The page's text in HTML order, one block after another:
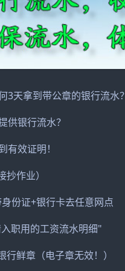
拿到带公章的银行流水
银行流水？
效证明！
作业）
证+银行卡去任意网点
职用的工资流水明细"
鲜章（电子章无效！）